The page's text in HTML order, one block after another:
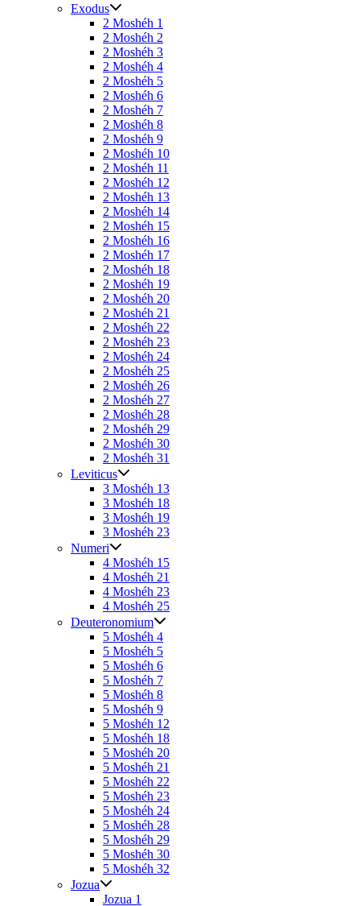
Exodus
2 Moshéh 1
2 Moshéh 2
2 Moshéh 3
2 Moshéh 4
2 Moshéh 5
2 Moshéh 6
2 Moshéh 7
2 Moshéh 8
2 Moshéh 9
2 Moshéh 10
2 Moshéh 11
2 Moshéh 12
2 Moshéh 13
2 Moshéh 14
2 Moshéh 15
2 Moshéh 16
2 Moshéh 17
2 Moshéh 18
2 Moshéh 19
2 Moshéh 20
2 Moshéh 21
2 Moshéh 22
2 Moshéh 23
2 Moshéh 24
2 Moshéh 25
2 Moshéh 26
2 Moshéh 27
2 Moshéh 28
2 Moshéh 29
2 Moshéh 30
2 Moshéh 31
Leviticus
3 Moshéh 13
3 Moshéh 18
3 Moshéh 19
3 Moshéh 23
Numeri
4 Moshéh 15
4 Moshéh 21
4 Moshéh 23
4 Moshéh 25
Deuteronomium
5 Moshéh 4
5 Moshéh 5
5 Moshéh 6
5 Moshéh 7
5 Moshéh 8
5 Moshéh 9
5 Moshéh 12
5 Moshéh 18
5 Moshéh 20
5 Moshéh 21
5 Moshéh 22
5 Moshéh 23
5 Moshéh 24
5 Moshéh 28
5 Moshéh 29
5 Moshéh 30
5 Moshéh 32
Jozua
Jozua 1